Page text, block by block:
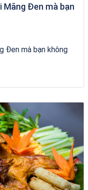
Măng Đen mà bạn
Đen mà bạn không